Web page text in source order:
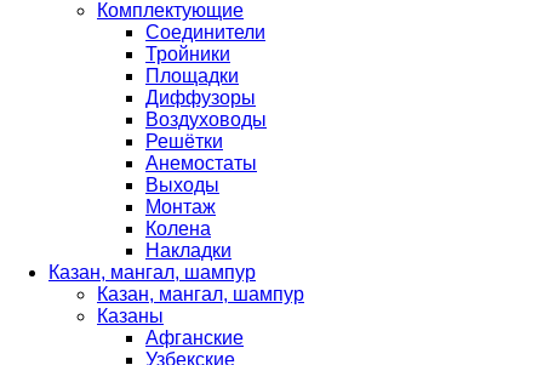
Комплектующие
Соединители
Тройники
Площадки
Диффузоры
Воздуховоды
Решётки
Анемостаты
Выходы
Монтаж
Колена
Накладки
Казан, мангал, шампур
Казан, мангал, шампур
Казаны
Афганские
Узбекские